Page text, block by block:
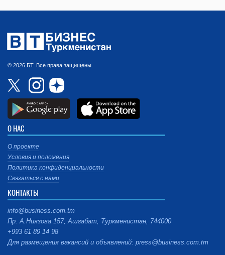
© 2026 БТ. Все права защищены.
О НАС
О проекте
Условия и положения
Политика конфиденциальности
Связаться с нами
КОНТАКТЫ
info@business.com.tm
Пр. А.Ниязова 157, Ашгабат, Туркменистан, 744000
+993 61 89 14 98
Для размещения вакансий и объявлений: press@business.com.tm